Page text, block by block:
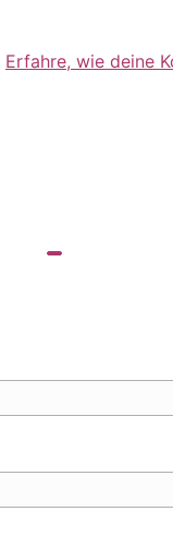
Erfahre, wie deine